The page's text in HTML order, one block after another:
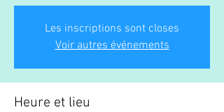
Les inscriptions sont closes
Voir autres événements
Heure et lieu